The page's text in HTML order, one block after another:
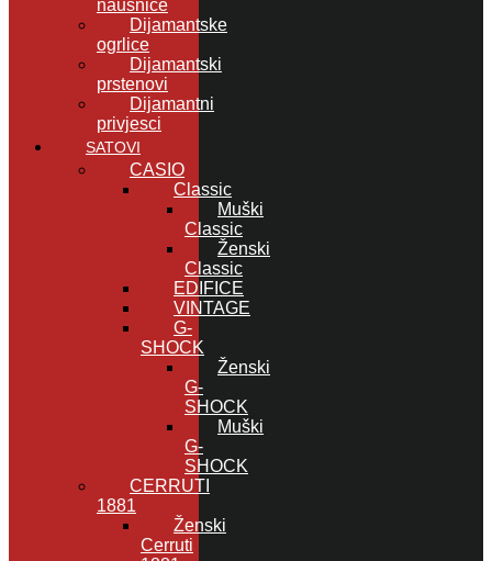
naušnice
Dijamantske
ogrlice
Dijamantski
prstenovi
Dijamantni
privjesci
SATOVI
CASIO
Classic
Muški
Classic
Ženski
Classic
EDIFICE
VINTAGE
G-
SHOCK
Ženski
G-
SHOCK
Muški
G-
SHOCK
CERRUTI
1881
Ženski
Cerruti